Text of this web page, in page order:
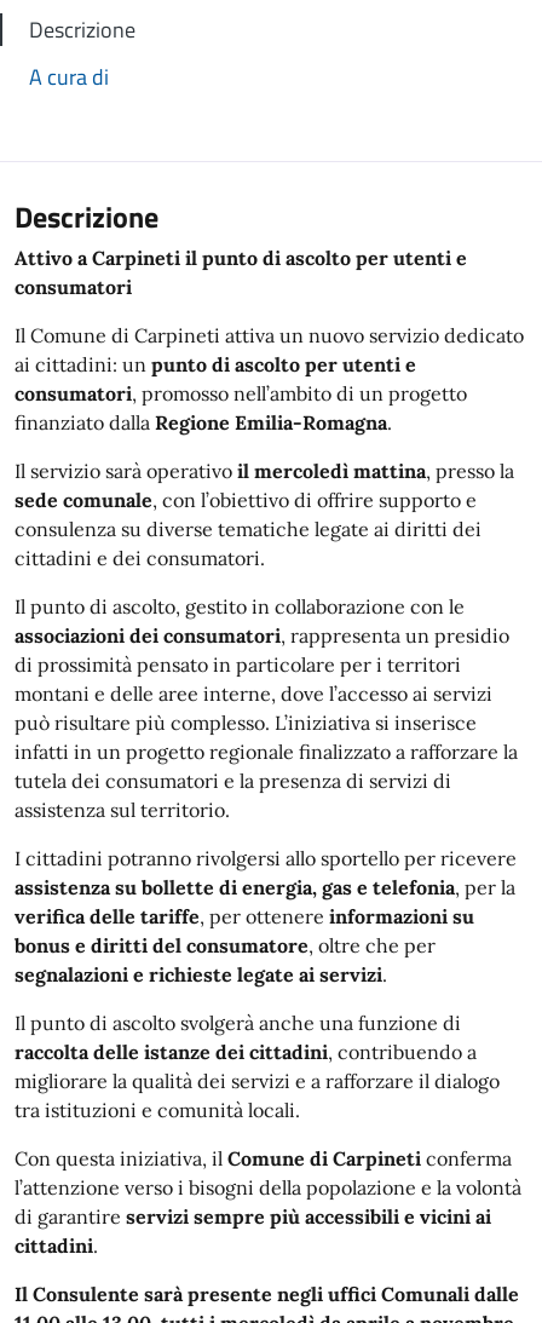
Descrizione
A cura di
Descrizione
Attivo a Carpineti il punto di ascolto per utenti e
consumatori
Il Comune di Carpineti attiva un nuovo servizio dedicato
ai cittadini: un punto di ascolto per utenti e
consumatori, promosso nell’ambito di un progetto
finanziato dalla Regione Emilia-Romagna.
Il servizio sarà operativo il mercoledì mattina, presso la
sede comunale, con l’obiettivo di offrire supporto e
consulenza su diverse tematiche legate ai diritti dei
cittadini e dei consumatori.
Il punto di ascolto, gestito in collaborazione con le
associazioni dei consumatori, rappresenta un presidio
di prossimità pensato in particolare per i territori
montani e delle aree interne, dove l’accesso ai servizi
può risultare più complesso. L’iniziativa si inserisce
infatti in un progetto regionale finalizzato a rafforzare la
tutela dei consumatori e la presenza di servizi di
assistenza sul territorio.
I cittadini potranno rivolgersi allo sportello per ricevere
assistenza su bollette di energia, gas e telefonia, per la
verifica delle tariffe, per ottenere informazioni su
bonus e diritti del consumatore, oltre che per
segnalazioni e richieste legate ai servizi.
Il punto di ascolto svolgerà anche una funzione di
raccolta delle istanze dei cittadini, contribuendo a
migliorare la qualità dei servizi e a rafforzare il dialogo
tra istituzioni e comunità locali.
Con questa iniziativa, il Comune di Carpineti conferma
l’attenzione verso i bisogni della popolazione e la volontà
di garantire servizi sempre più accessibili e vicini ai
cittadini.
Il Consulente sarà presente negli uffici Comunali dalle